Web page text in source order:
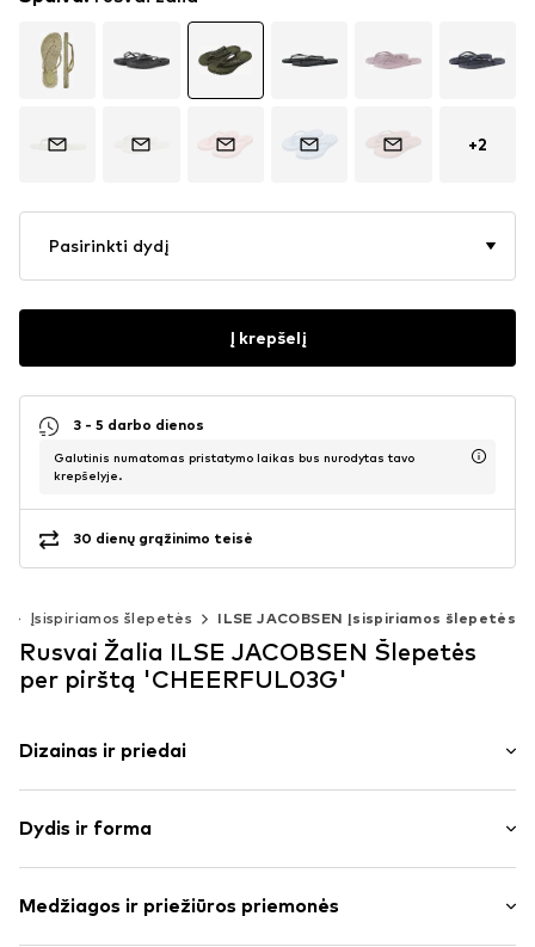
+2
Pasirinkti dydį
Į krepšelį
3 - 5 darbo dienos
Galutinis numatomas pristatymo laikas bus nurodytas tavo
krepšelyje.
30 dienų grąžinimo teisė
Įsispiriamos šlepetės ILSE JACOBSEN Įsispiriamos šlepetės
Rusvai Žalia ILSE JACOBSEN Šlepetės
per pirštą 'CHEERFUL03G'
Dizainas ir priedai
Atvira noselė
Slidus
Prekės Nr. IJH0052006000001
Dydis ir forma
Medžiagos ir priežiūros priemonės